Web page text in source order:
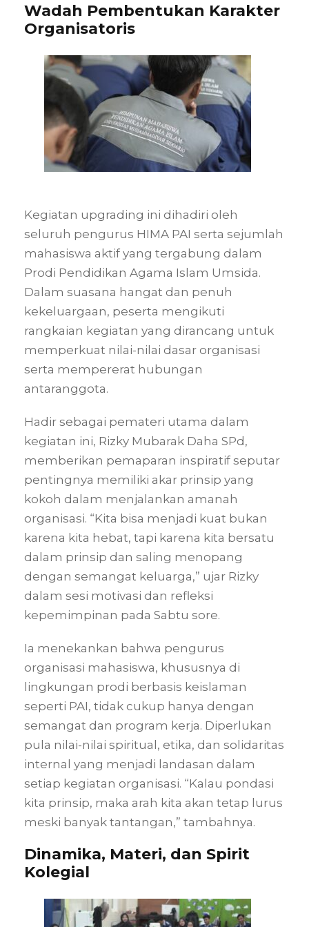
Wadah Pembentukan Karakter
Organisatoris
Kegiatan upgrading ini dihadiri oleh
seluruh pengurus HIMA PAI serta sejumlah
mahasiswa aktif yang tergabung dalam
Prodi Pendidikan Agama Islam Umsida.
Dalam suasana hangat dan penuh
kekeluargaan, peserta mengikuti
rangkaian kegiatan yang dirancang untuk
memperkuat nilai-nilai dasar organisasi
serta mempererat hubungan
antaranggota.
Hadir sebagai pemateri utama dalam
kegiatan ini, Rizky Mubarak Daha SPd,
memberikan pemaparan inspiratif seputar
pentingnya memiliki akar prinsip yang
kokoh dalam menjalankan amanah
organisasi. “Kita bisa menjadi kuat bukan
karena kita hebat, tapi karena kita bersatu
dalam prinsip dan saling menopang
dengan semangat keluarga,” ujar Rizky
dalam sesi motivasi dan refleksi
kepemimpinan pada Sabtu sore.
Ia menekankan bahwa pengurus
organisasi mahasiswa, khususnya di
lingkungan prodi berbasis keislaman
seperti PAI, tidak cukup hanya dengan
semangat dan program kerja. Diperlukan
pula nilai-nilai spiritual, etika, dan solidaritas
internal yang menjadi landasan dalam
setiap kegiatan organisasi. “Kalau pondasi
kita prinsip, maka arah kita akan tetap lurus
meski banyak tantangan,” tambahnya.
Dinamika, Materi, dan Spirit
Kolegial